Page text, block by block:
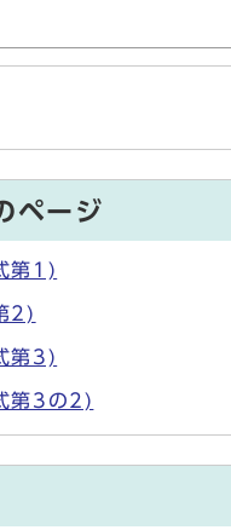
ページ
第1)
2)
第3)
第3の2)